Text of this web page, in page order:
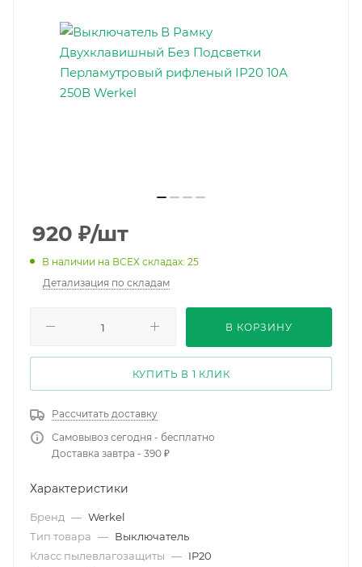
920 ₽/шт
В наличии на ВСЕХ складах: 25
Детализация по складам
В КОРЗИНУ
КУПИТЬ В 1 КЛИК
Рассчитать доставку
Самовывоз сегодня - бесплатно
Доставка завтра - 390 ₽
Характеристики
Бренд — Werkel
Тип товара — Выключатель
Класс пылевлагозащиты — IP20